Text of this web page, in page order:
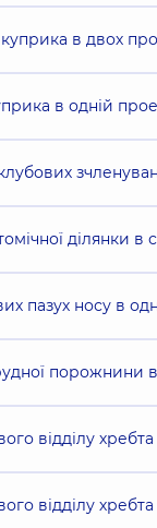
в двох
в одній
ділянки в
пазух носу в
порожнини
відділу
відділу